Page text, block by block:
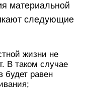
материальной
следующие
жизни не
В таком случае
будет равен